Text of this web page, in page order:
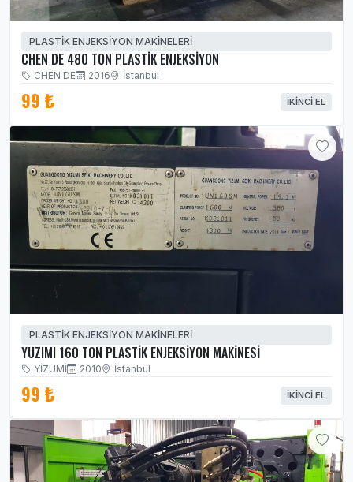
PLASTİK ENJEKSİYON MAKİNELERİ
CHEN DE 480 TON PLASTİK ENJEKSİYON
CHEN DE 2016 İstanbul
99 ₺ İKINCI EL
PLASTİK ENJEKSİYON MAKİNELERİ
YUZIMI 160 TON PLASTİK ENJEKSİYON MAKİNESİ
YİZUMİ 2010 İstanbul
99 ₺ İKINCI EL